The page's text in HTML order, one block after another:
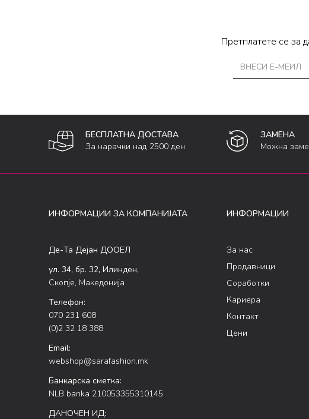
Претплатете се за
БЕСПЛАТНА ДОСТАВА
За нарачки над 2500 ден
ЗАМЕНА
Можна
ИНФОРМАЦИИ ЗА КОМПАНИЈАТА
Де-Та Дејан ДООЕЛ
ул. 34, бр. 32, Илинден,
Скопје, Македонија
Телефон:
070 231 608
(0)2 32 18 388
Email:
webshop@sarafashion.mk
Банкарска сметка:
NLB banka 210053355310145
ДАНОЧЕН ИД:
ИНФОРМАЦИИ
За нас
Продавници
Соработки
Кариера
Контакт
Цени